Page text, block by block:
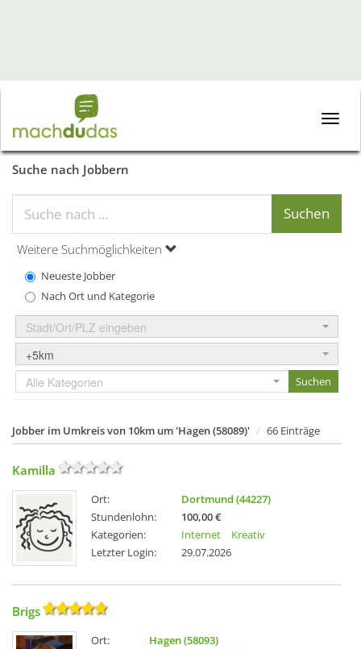
Toggle
Suche nach Jobbern
Weitere Suchmöglichkeiten
Neueste Jobber
Nach Ort und Kategorie
Stadt/Ort/PLZ eingeben
+5km
Alle Kategorien
Jobber im Umkreis von 10km um 'Hagen (58089)' 66 Einträge
Kamilla
Ort:
Dortmund (44227)
Stundenlohn:
100,00 €
Kategorien:
Internet
Kreativ
Letzter Login:
29.07.2026
Brigs
Ort:
Hagen (58093)